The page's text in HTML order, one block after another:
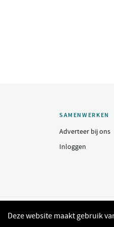
SAMENWERKEN
Adverteer bij ons
Inloggen
© 2015 - 2026
Deze website maakt gebruik